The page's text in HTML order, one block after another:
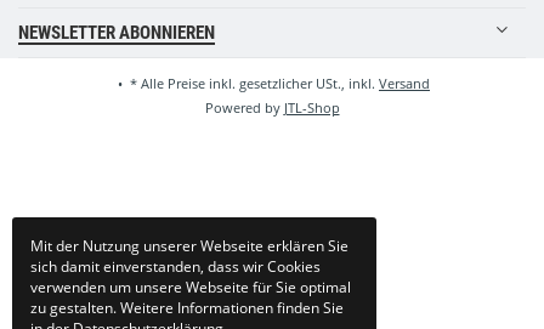
NEWSLETTER ABONNIEREN
• * Alle Preise inkl. gesetzlicher USt., inkl. Versand
Powered by JTL-Shop
Mit der Nutzung unserer Webseite erklären Sie
sich damit einverstanden, dass wir Cookies
verwenden um unsere Webseite für Sie optimal
zu gestalten. Weitere Informationen finden Sie